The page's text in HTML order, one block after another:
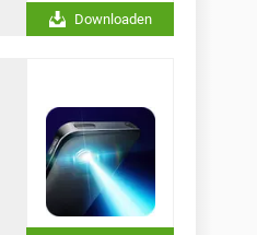
Downloaden